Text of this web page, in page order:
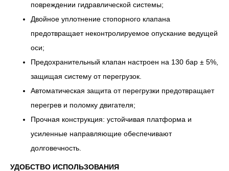
повреждении гидравлической системы;
Двойное уплотнение стопорного клапана
предотвращает неконтролируемое опускание ведущей
оси;
Предохранительный клапан настроен на 130 бар ± 5%,
защищая систему от перегрузок.
Автоматическая защита от перегрузки предотвращает
перегрев и поломку двигателя;
Прочная конструкция: устойчивая платформа и
усиленные направляющие обеспечивают
долговечность.
УДОБСТВО ИСПОЛЬЗОВАНИЯ